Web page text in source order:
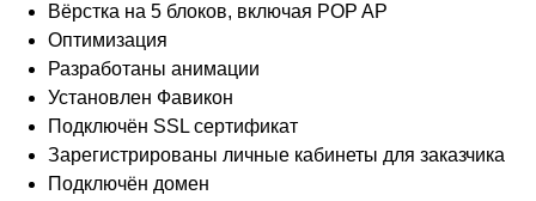
Вёрстка на 5 блоков, включая POP AP
Оптимизация
Разработаны анимации
Установлен Фавикон
Подключён SSL сертификат
Зарегистрированы личные кабинеты для заказчика
Подключён домен